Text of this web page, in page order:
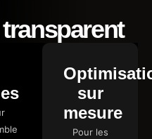
sur
mesure
Pour les